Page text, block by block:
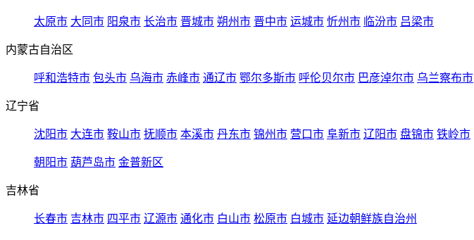
太原市 大同市 阳泉市 长治市 晋城市 朔州市 晋中市 运城市 忻州市 临汾市 吕梁市
内蒙古自治区
呼和浩特市 包头市 乌海市 赤峰市 通辽市 鄂尔多斯市 呼伦贝尔市 巴彦淖尔市 乌兰察布市
辽宁省
沈阳市 大连市 鞍山市 抚顺市 本溪市 丹东市 锦州市 营口市 阜新市 辽阳市 盘锦市 铁岭市
朝阳市 葫芦岛市 金普新区
吉林省
长春市 吉林市 四平市 辽源市 通化市 白山市 松原市 白城市 延边朝鲜族自治州